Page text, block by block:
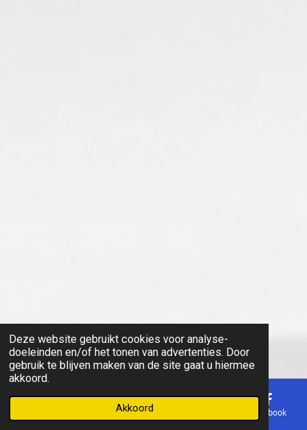
Deze website gebruikt cookies voor analyse-
doeleinden en/of het tonen van advertenties. Door
gebruik te blijven maken van de site gaat u hiermee
akkoord.
Akkoord
Telefoonnummer Facebook